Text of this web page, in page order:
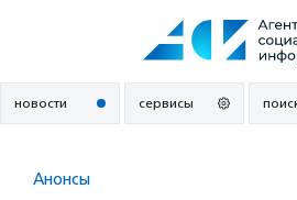
новости сервисы
Анонсы